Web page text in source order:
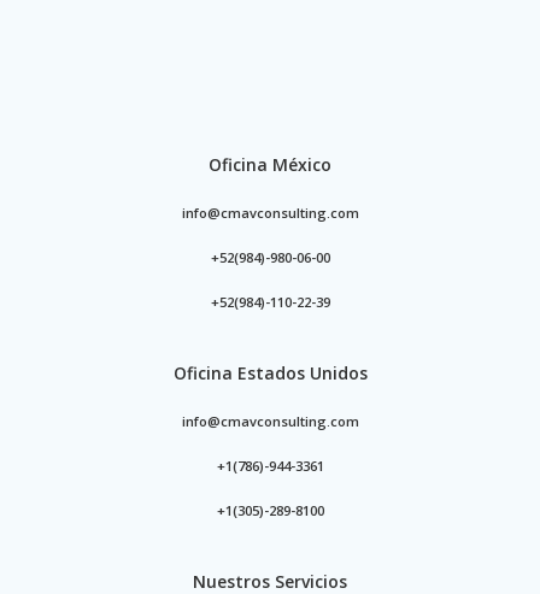
Oficina México
info@cmavconsulting.com
+52(984)-980-06-00
+52(984)-110-22-39
Oficina Estados Unidos
info@cmavconsulting.com
+1(786)-944-3361
+1(305)-289-8100
Nuestros Servicios